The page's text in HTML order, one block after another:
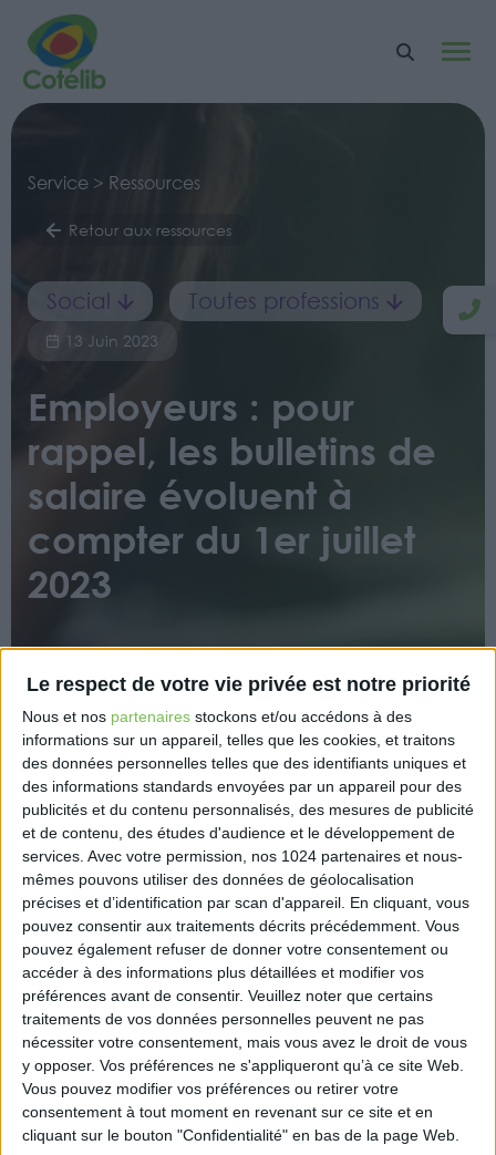
Le respect de votre vie privée est notre priorité
Nous et nos partenaires stockons et/ou accédons à des
informations sur un appareil, telles que les cookies, et traitons
des données personnelles telles que des identifiants uniques et
des informations standards envoyées par un appareil pour des
publicités et du contenu personnalisés, des mesures de publicité
et de contenu, des études d'audience et le développement de
services. Avec votre permission, nos 1024 partenaires et nous-
mêmes pouvons utiliser des données de géolocalisation
précises et d’identification par scan d'appareil. En cliquant, vous
pouvez consentir aux traitements décrits précédemment. Vous
pouvez également refuser de donner votre consentement ou
accéder à des informations plus détaillées et modifier vos
préférences avant de consentir. Veuillez noter que certains
traitements de vos données personnelles peuvent ne pas
nécessiter votre consentement, mais vous avez le droit de vous
y opposer. Vos préférences ne s'appliqueront qu’à ce site Web.
Vous pouvez modifier vos préférences ou retirer votre
consentement à tout moment en revenant sur ce site et en
cliquant sur le bouton "Confidentialité" en bas de la page Web.
Service > Ressources
Retour aux ressources
Social Toutes professions
13 Juin 2023
Employeurs : pour
rappel, les bulletins de
salaire évoluent à
compter du 1er juillet
2023
Les bulletins de salaire connaîtront une évolution
majeure à compter du 1er juillet 2023, selon un
arrêté publié le 7 février 2023.
Une nouvelle rubrique appelée « montant net social
» sera introduite, ce qui représente le revenu net
après prélèvements sociaux. Cette mesure vise à
faciliter les démarches des salariés lors des
demandes d’allocations et à minimiser les erreurs
dans les déclarations.
L’arrêté stipule également que les bulletins seront
plus structurés, avec des libellés hiérarchisés, et une
distinction claire entre cotisations sociales
obligatoires et autres retenues.
En outre, des informations complexes qui n’avaient
aucun impact sur les droits des salariés seront